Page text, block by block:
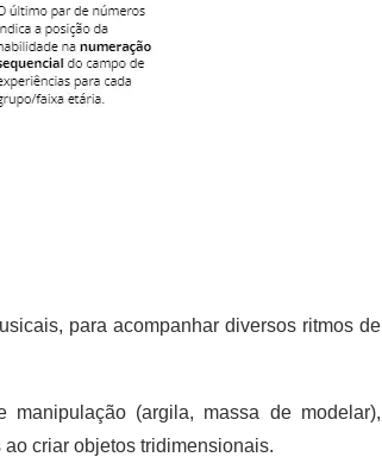
para acompanhar diversos ritmos de
manipulação (argila, massa de modelar),
criar objetos tridimensionais.